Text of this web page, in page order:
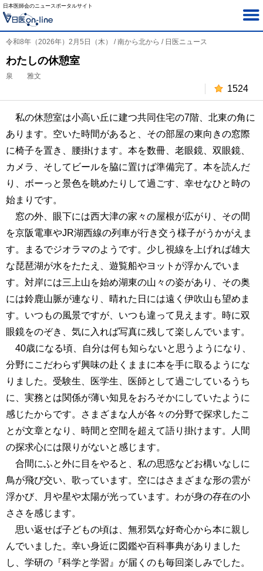
日本医師会のニュースポータルサイト
令和8年（2026年）2月5日（木） / 南から北から / 日医ニュース
わたしの休憩室
泉 雅文
1524
私の休憩室は小高い丘に建つ共同住宅の7階、北東の角に
あります。空いた時間があると、その部屋の東向きの窓際
に椅子を置き、腰掛けます。本を数冊、老眼鏡、双眼鏡、
カメラ、そしてビールを脇に置けば準備完了。本を読んだ
り、ボーっと景色を眺めたりして過ごす、幸せなひと時の
始まりです。
窓の外、眼下には西大津の家々の屋根が広がり、その間
を京阪電車やJR湖西線の列車が行き交う様子がうかがえま
す。まるでジオラマのようです。少し視線を上げれば雄大
な琵琶湖が水をたたえ、遊覧船やヨットが浮かんでいま
す。対岸には三上山を始め湖東の山々の姿があり、その奥
には鈴鹿山脈が連なり、晴れた日には遠く伊吹山も望めま
す。いつもの風景ですが、いつも違って見えます。時に双
眼鏡をのぞき、気に入れば写真に残して楽しんでいます。
40歳になる頃、自分は何も知らないと思うようになり、
分野にこだわらず興味の赴くままに本を手に取るようにな
りました。受験生、医学生、医師として過ごしているうち
に、実務とは関係が薄い知見をおろそかにしていたように
感じたからです。さまざまな人が各々の分野で探求したこ
とが文章となり、時間と空間を超えて語り掛けます。人間
の探求心には限りがないと感じます。
合間にふと外に目をやると、私の思惑などお構いなしに
鳥が飛び交い、歌っています。空にはさまざまな形の雲が
浮かび、月や星や太陽が光っています。わが身の存在の小
ささを感じます。
思い返せば子どもの頃は、無邪気な好奇心から本に親し
んでいました。幸い身近に図鑑や百科事典がありました
し、学研の『科学と学習』が届くのも毎回楽しみでした。